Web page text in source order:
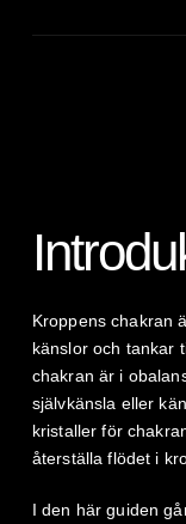
Kroppens chakran
känslor och tankar
chakran är i
självkänsla eller
kristaller för
återställa flödet i
I den här guiden